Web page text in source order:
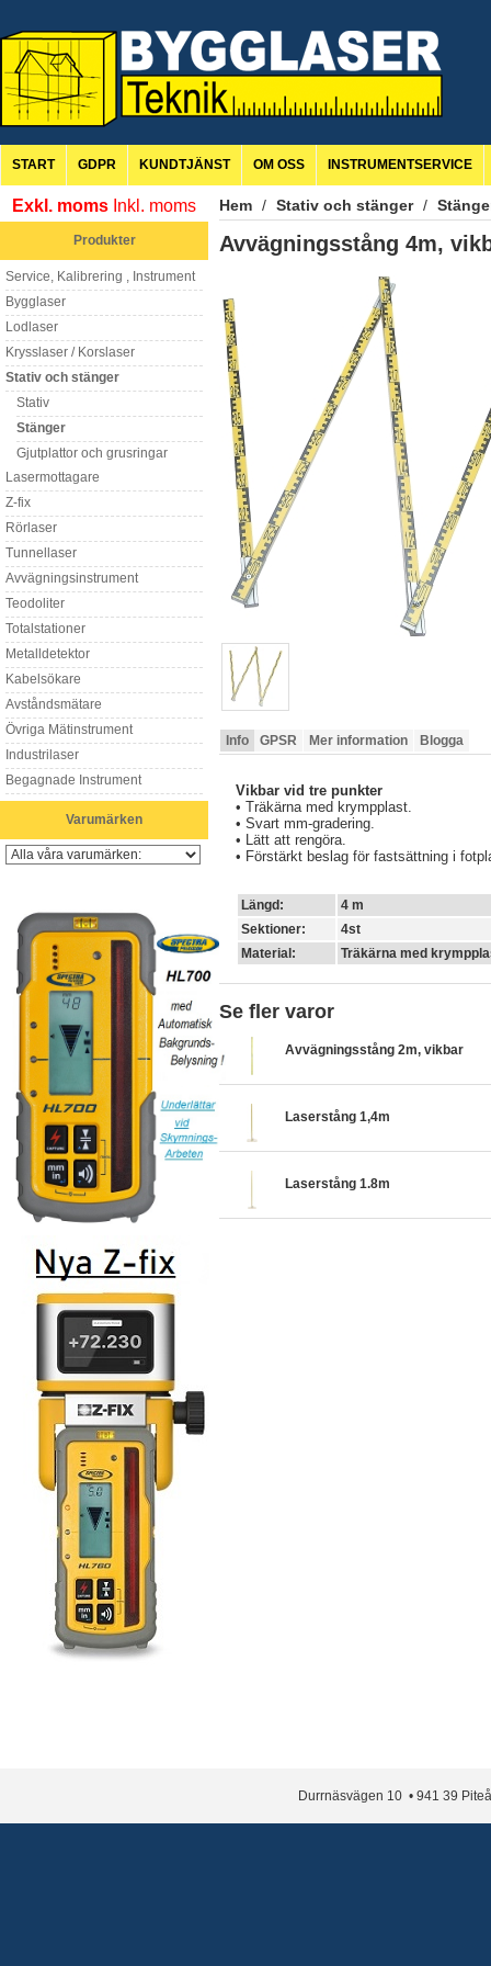
START GDPR KUNDTJÄNST OM OSS INSTRUMENTSERVICE
Exkl. moms Inkl. moms
Produkter
Service, Kalibrering , Instrument
Bygglaser
Lodlaser
Krysslaser / Korslaser
Stativ och stänger
Stativ
Stänger
Gjutplattor och grusringar
Lasermottagare
Z-fix
Rörlaser
Tunnellaser
Avvägningsinstrument
Teodoliter
Totalstationer
Metalldetektor
Kabelsökare
Avståndsmätare
Övriga Mätinstrument
Industrilaser
Begagnade Instrument
Varumärken
Hem / Stativ och stänger /
Avvägningsstång 4m,
Info GPSR Mer information Blogga
Vikbar vid tre punkter
• Träkärna med krympplast.
• Svart mm-gradering.
• Lätt att rengöra.
• Förstärkt beslag för fastsättning i
Längd:
4 m
Sektioner:
4st
Material:
Träkärna med
Se fler varor
Avvägningsstång 2m, vikbar
Laserstång 1,4m
Laserstång 1.8m
Durrnäsvägen 10 • 941 39